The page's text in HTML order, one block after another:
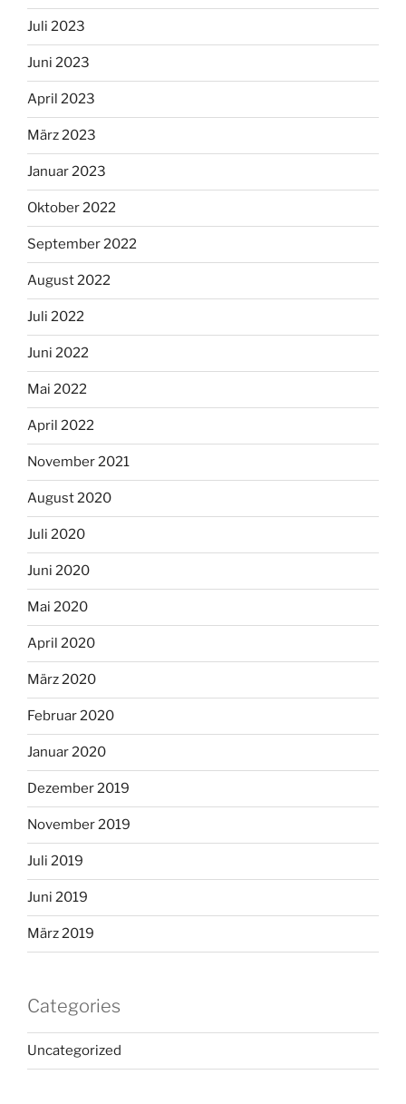
Juli 2023
Juni 2023
April 2023
März 2023
Januar 2023
Oktober 2022
September 2022
August 2022
Juli 2022
Juni 2022
Mai 2022
April 2022
November 2021
August 2020
Juli 2020
Juni 2020
Mai 2020
April 2020
März 2020
Februar 2020
Januar 2020
Dezember 2019
November 2019
Juli 2019
Juni 2019
März 2019
Categories
Uncategorized